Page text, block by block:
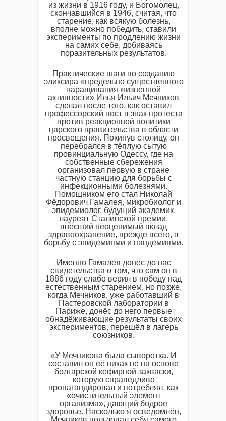
из жизни в 1916 году, и Богомолец,
скончавшийся в 1946, считая, что
старение, как всякую болезнь,
вполне можно победить, ставили
эксперименты по продлению жизни
на самих себе, добиваясь
поразительных результатов.
Практические шаги по созданию
эликсира «предельно существенного
наращивания жизненной
активности» Илья Ильич Мечников
сделал после того, как оставил
профессорский пост в знак протеста
против реакционной политики
царского правительства в области
просвещения. Покинув столицу, он
перебрался в тёплую сытую
провинциальную Одессу, где на
собственные сбережения
организовал первую в стране
частную станцию для борьбы с
инфекционными болезнями.
Помощником его стал Николай
Фёдорович Гамалея, микробиолог и
эпидемиолог, будущий академик,
лауреат Сталинской премии,
внёсший неоценимый вклад
здравоохранение, прежде всего, в
борьбу с эпидемиями и пандемиями.
Именно Гамалея донёс до нас
свидетельства о том, что сам он в
1886 году слабо верил в победу над
естественным старением, но позже,
когда Мечников, уже работавший в
Пастеровской лаборатории в
Париже, донёс до него первые
обнадёживающие результаты своих
экспериментов, перешёл в лагерь
союзников.
«У Мечникова была сыворотка. И
составил он её никак не на основе
болгарской кефирной закваски,
которую справедливо
пропагандировал и потреблял, как
«очистительный элемент
организма», дающий бодрое
здоровье. Насколько я осведомлён,